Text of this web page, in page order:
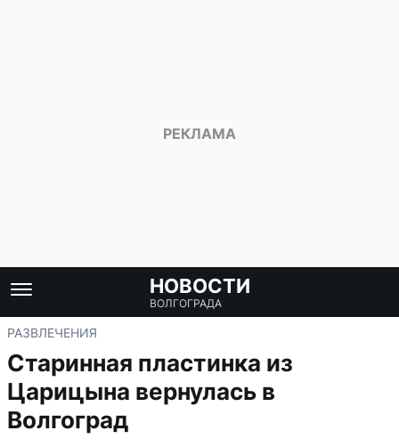
НОВОСТИ
ВОЛГОГРАДА
РАЗВЛЕЧЕНИЯ
Старинная пластинка из
Царицына вернулась в
Волгоград